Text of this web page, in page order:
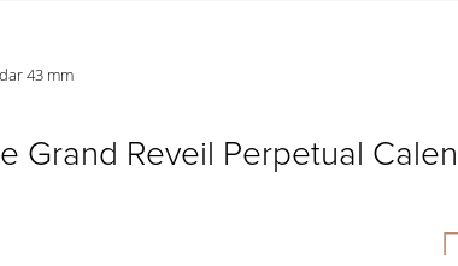
43 mm
Grand Reveil Perpetual